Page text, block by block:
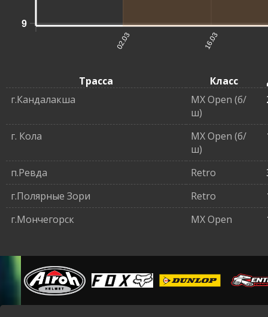
9
02.03 16.03
Трасса Класс
г.Кандалакша
MX Open (б/
ш)
г. Кола
MX Open (б/
ш)
п.Ревда Retro
г.Полярные Зори
Retro
г.Мончегорск
MX Open